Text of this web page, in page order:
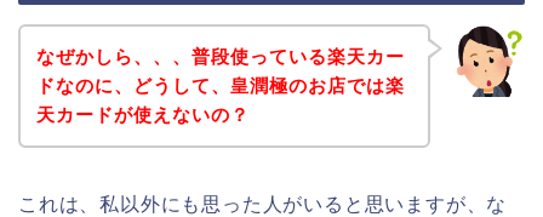
なぜかしら、、、普段使っている楽天カー
ドなのに、どうして、皇潤極のお店では楽
天カードが使えないの？
これは、私以外にも思った人がいると思いますが、な